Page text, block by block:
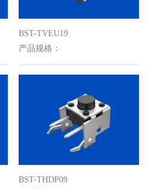
BST-TVEU19
产品规格：
BST-THDP09